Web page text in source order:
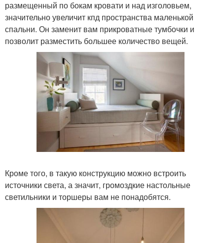
размещенный по бокам кровати и над изголовьем,
значительно увеличит кпд пространства маленькой
спальни. Он заменит вам прикроватные тумбочки и
позволит разместить большее количество вещей.
Кроме того, в такую конструкцию можно встроить
источники света, а значит, громоздкие настольные
светильники и торшеры вам не понадобятся.